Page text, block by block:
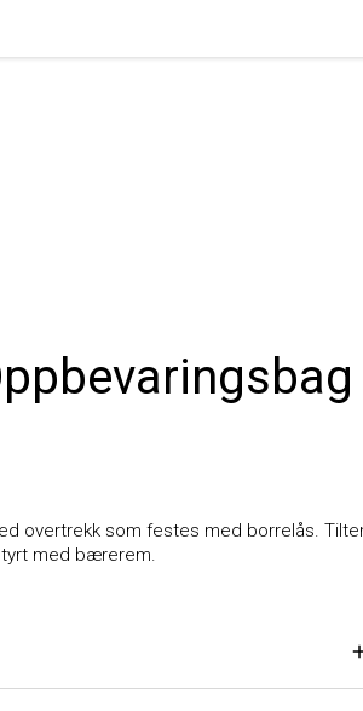
overtrekk som festes med borrelås. Tiltenkt
med bærerem.